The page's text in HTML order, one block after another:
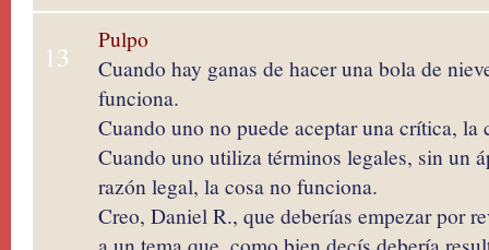
13
Pulpo
Cuando hay ganas de hacer una bola de
funciona.
Cuando uno no puede aceptar una crítica, la
Cuando uno utiliza términos legales, sin un
razón legal, la cosa no funciona.
Creo, Daniel R., que deberías empezar por